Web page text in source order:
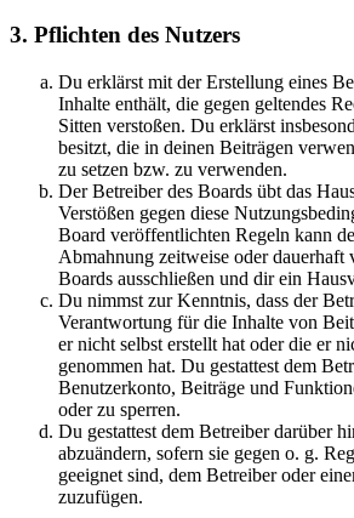
3. Pflichten des Nutzers
Du erklärst mit der Erstellung eines
Inhalte enthält, die gegen geltendes
Sitten verstoßen. Du erklärst
besitzt, die in deinen Beiträgen
zu setzen bzw. zu verwenden.
Der Betreiber des Boards übt das
Verstößen gegen diese
Board veröffentlichten Regeln kann
Abmahnung zeitweise oder dauerhaft
Boards ausschließen und dir ein
Du nimmst zur Kenntnis, dass der
Verantwortung für die Inhalte von
er nicht selbst erstellt hat oder die er
genommen hat. Du gestattest dem
Benutzerkonto, Beiträge und
oder zu sperren.
Du gestattest dem Betreiber darüber
abzuändern, sofern sie gegen o. g.
geeignet sind, dem Betreiber oder
zuzufügen.